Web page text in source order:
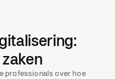
professionals over hoe